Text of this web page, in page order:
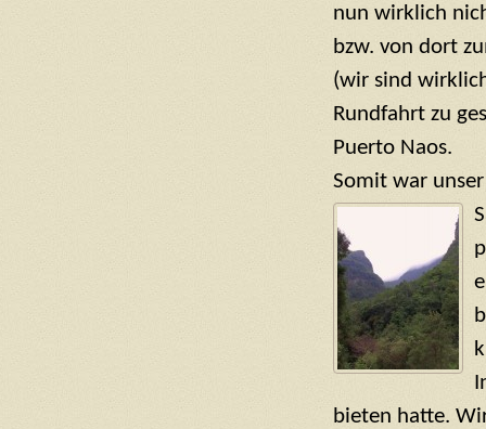
nun wirklich
bzw. von dort
(wir sind
Rundfahrt zu
Puerto Naos.
Somit war
bieten hatte.